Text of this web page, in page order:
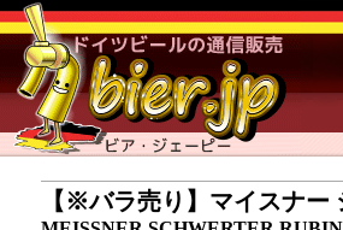
【※バラ売り】マイスナー